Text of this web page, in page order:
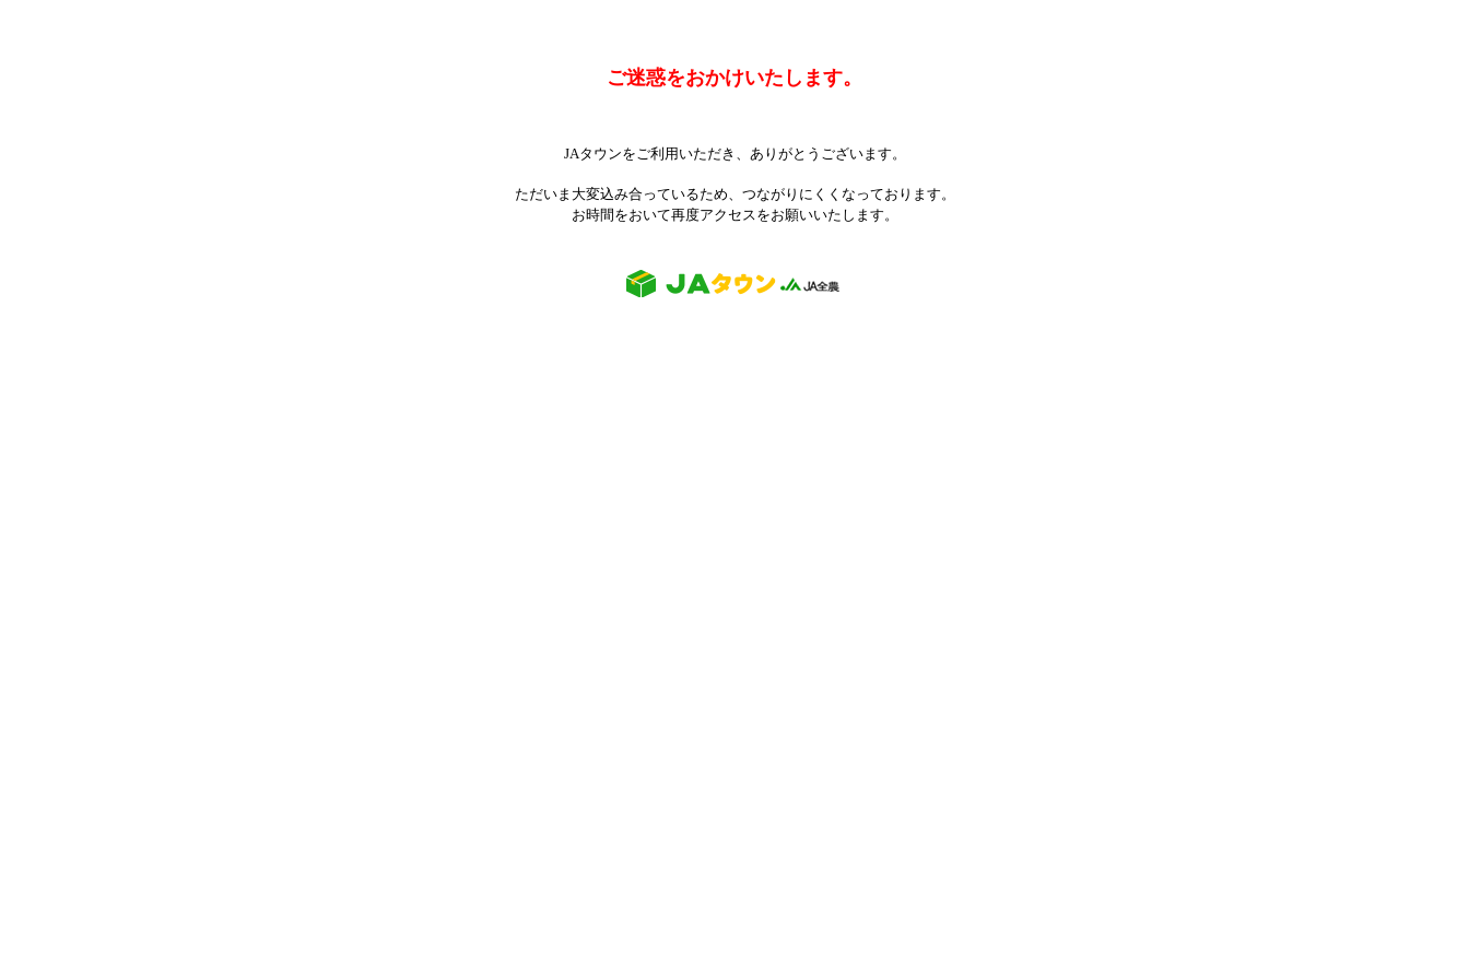
ご迷惑をおかけいたします。
JAタウンをご利用いただき、ありがとうございます。
ただいま大変込み合っているため、つながりにくくなっております。
お時間をおいて再度アクセスをお願いいたします。